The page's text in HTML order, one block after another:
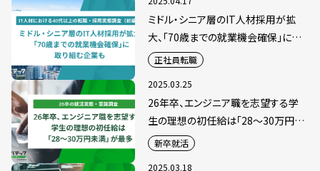
ミドル・シニア層のIT人材採用が拡
大、「70歳までの就業機会確保」に取
り組む企業も
正社員転職
2025.03.25
26年卒、エンジニア職を志望する学
生の理想の初任給は「28～30万円未
満」が最多
新卒就活
2025.03.18